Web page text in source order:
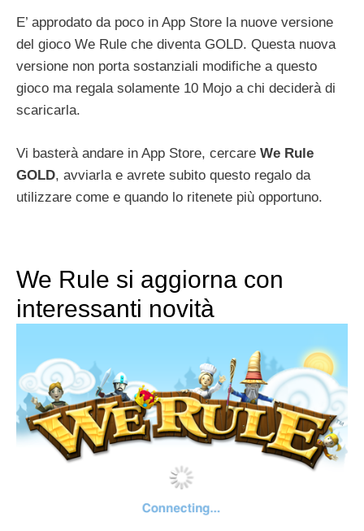
E’ approdato da poco in App Store la nuove versione
del gioco We Rule che diventa GOLD. Questa nuova
versione non porta sostanziali modifiche a questo
gioco ma regala solamente 10 Mojo a chi deciderà di
scaricarla.
Vi basterà andare in App Store, cercare We Rule
GOLD, avviarla e avrete subito questo regalo da
utilizzare come e quando lo ritenete più opportuno.
We Rule si aggiorna con
interessanti novità